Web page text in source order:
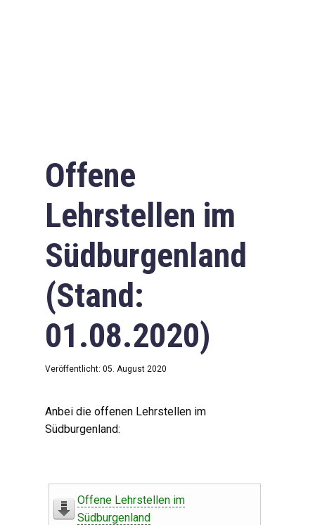
Offene
Lehrstellen im
Südburgenland
(Stand:
01.08.2020)
Veröffentlicht: 05. August 2020
Anbei die offenen Lehrstellen im
Südburgenland:
Offene Lehrstellen im
Südburgenland